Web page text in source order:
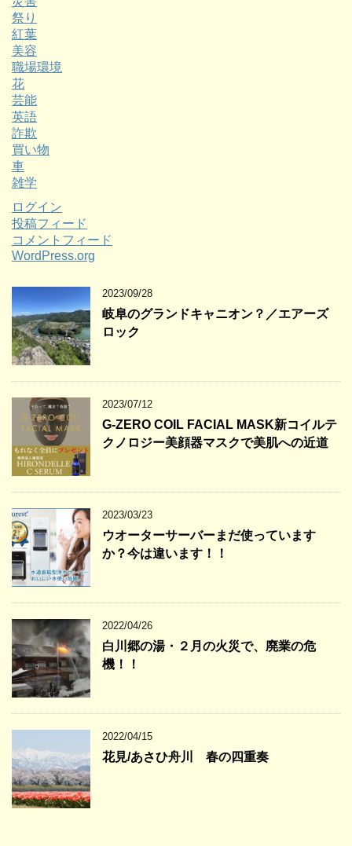
祭り
紅葉
美容
職場環境
花
芸能
英語
詐欺
買い物
車
雑学
ログイン
投稿フィード
コメントフィード
WordPress.org
2023/09/28
岐阜のグランドキャニオン？／エアーズ
ロック
2023/07/12
G-ZERO COIL FACIAL MASK新コイルテ
クノロジー美顔器マスクで美肌への近道
2023/03/23
ウオーターサーバーまだ使っています
か？今は違います！！
2022/04/26
白川郷の湯・２月の火災で、廃業の危
機！！
2022/04/15
花見/あさひ舟川 春の四重奏